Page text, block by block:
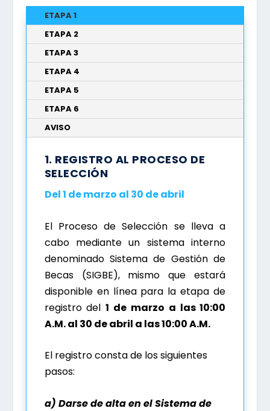
ETAPA 1
ETAPA 2
ETAPA 3
ETAPA 4
ETAPA 5
ETAPA 6
AVISO
1. REGISTRO AL PROCESO DE
SELECCIÓN
Del 1 de marzo al 30 de abril
El Proceso de Selección se lleva a
cabo mediante un sistema interno
denominado Sistema de Gestión de
Becas (SIGBE), mismo que estará
disponible en línea para la etapa de
registro del1 de marzo a las 10:00
A.M. al 30 de abril a las 10:00 A.M.
El registro consta de los siguientes
pasos:
a) Darse de alta en el Sistema de